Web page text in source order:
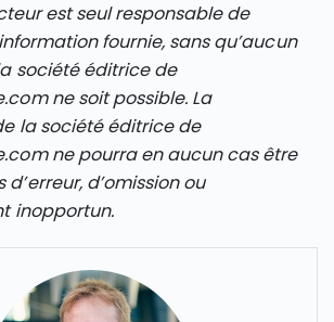
est seul responsable de
fournie, sans qu’aucun
société éditrice de
ne soit possible. La
la société éditrice de
ne pourra en aucun cas être
d’omission ou
inopportun.